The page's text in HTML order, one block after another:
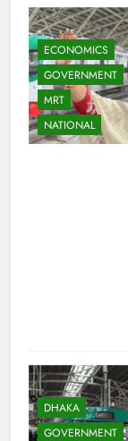
ECONOMICS
GOVERNMENT
MRT
NATIONAL
DHAKA
GOVERNMENT